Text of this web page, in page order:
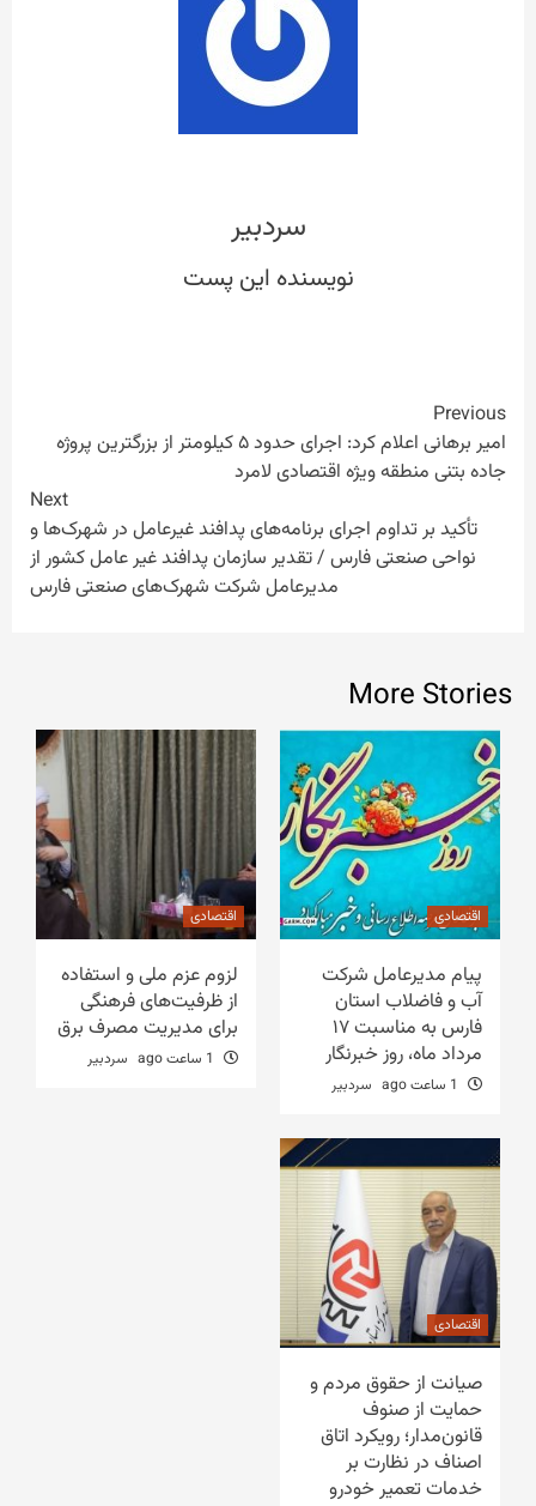
سردبیر
Continue
Reading
Previous
امیر برهانی اعلام کرد: اجرای حدود ۵ کیلومتر از بزرگترین پروژه
جاده بتنی منطقه ویژه اقتصادی لامرد
Next
تأکید بر تداوم اجرای برنامه‌های پدافند غیرعامل در شهرک‌ها و
نواحی صنعتی فارس / تقدیر سازمان پدافند غیر عامل کشور از
مدیرعامل شرکت شهرک‌های صنعتی فارس
More Stories
اقتصادی
پیام مدیرعامل شرکت
آب و فاضلاب استان
فارس به مناسبت ۱۷
مرداد ماه، روز خبرنگار
سردبیر
اقتصادی
لزوم عزم ملی و استفاده
از ظرفیت‌های فرهنگی
برای مدیریت مصرف برق
سردبیر
اقتصادی
صیانت از حقوق مردم و
حمایت از صنوف
قانون‌مدار؛ رویکرد اتاق
اصناف در نظارت بر
خدمات تعمیر خودرو